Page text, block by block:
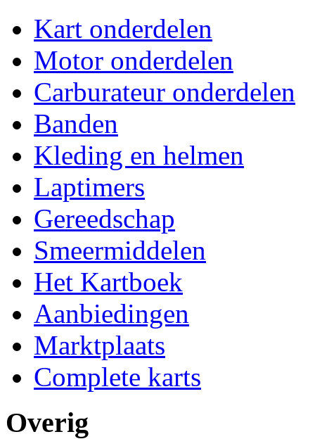
Kart onderdelen
Motor onderdelen
Carburateur onderdelen
Banden
Kleding en helmen
Laptimers
Gereedschap
Smeermiddelen
Het Kartboek
Aanbiedingen
Marktplaats
Complete karts
Overig